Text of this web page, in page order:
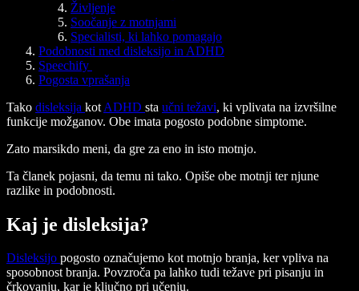
Življenje
Soočanje z motnjami
Specialisti, ki lahko pomagajo
Podobnosti med disleksijo in ADHD
Speechify
Pogosta vprašanja
Tako disleksija kot ADHD sta učni težavi, ki vplivata na izvršilne
funkcije možganov. Obe imata pogosto podobne simptome.
Zato marsikdo meni, da gre za eno in isto motnjo.
Ta članek pojasni, da temu ni tako. Opiše obe motnji ter njune
razlike in podobnosti.
Kaj je disleksija?
Disleksijo pogosto označujemo kot motnjo branja, ker vpliva na
sposobnost branja. Povzroča pa lahko tudi težave pri pisanju in
črkovanju, kar je ključno pri učenju.